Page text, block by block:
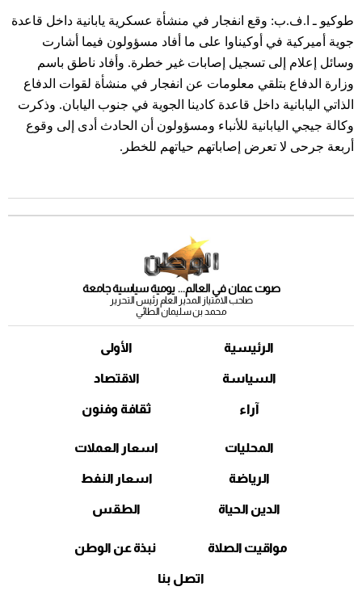
طوكيو ـ ا.ف.ب: وقع انفجار في منشأة عسكرية يابانية داخل قاعدة
جوية أميركية في أوكيناوا على ما أفاد مسؤولون فيما أشارت
وسائل إعلام إلى تسجيل إصابات غير خطرة. وأفاد ناطق باسم
وزارة الدفاع بتلقي معلومات عن انفجار في منشأة لقوات الدفاع
الذاتي اليابانية داخل قاعدة كادينا الجوية في جنوب اليابان. وذكرت
وكالة جيجي اليابانية للأنباء ومسؤولون أن الحادث أدى إلى وقوع
أربعة جرحى لا تعرض إصاباتهم حياتهم للخطر.
صوت عمان في العالم... يومية سياسية جامعة
صاحب الامتياز المدير العام رئيس التحرير
محمد بن سليمان الطائي
الرئيسية
السياسة
آراء
الأولى
الاقتصاد
ثقافة وفنون
المحليات
الرياضة
الدين الحياة
اسعار العملات
اسعار النفط
الطقس
مواقيت الصلاة نبذة عن الوطن
اتصل بنا